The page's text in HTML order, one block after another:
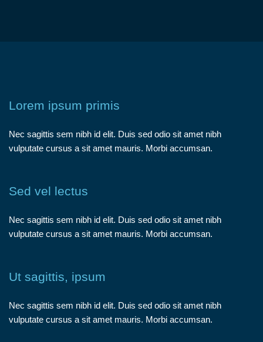
Lorem ipsum primis
Nec sagittis sem nibh id elit. Duis sed odio sit amet nibh
vulputate cursus a sit amet mauris. Morbi accumsan.
Sed vel lectus
Nec sagittis sem nibh id elit. Duis sed odio sit amet nibh
vulputate cursus a sit amet mauris. Morbi accumsan.
Ut sagittis, ipsum
Nec sagittis sem nibh id elit. Duis sed odio sit amet nibh
vulputate cursus a sit amet mauris. Morbi accumsan.